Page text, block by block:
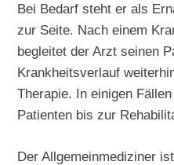
Bei Bedarf steht er als
zur Seite. Nach einem
begleitet der Arzt seinen
Krankheitsverlauf
Therapie. In einigen
Patienten bis zur
Der Allgemeinmediziner